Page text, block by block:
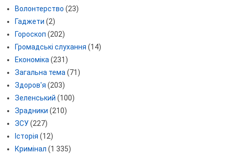
Волонтерство (23)
Гаджети (2)
Гороскоп (202)
Громадські слухання (14)
Економіка(231)
Загальна тема(71)
Здоров'я (203)
Зеленський (100)
Зрадники (210)
ЗСУ(227)
Історія (12)
Кримінал (1 335)